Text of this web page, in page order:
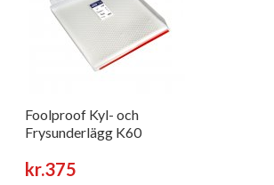
Foolproof Kyl- och
Frysunderlägg K60
kr.375